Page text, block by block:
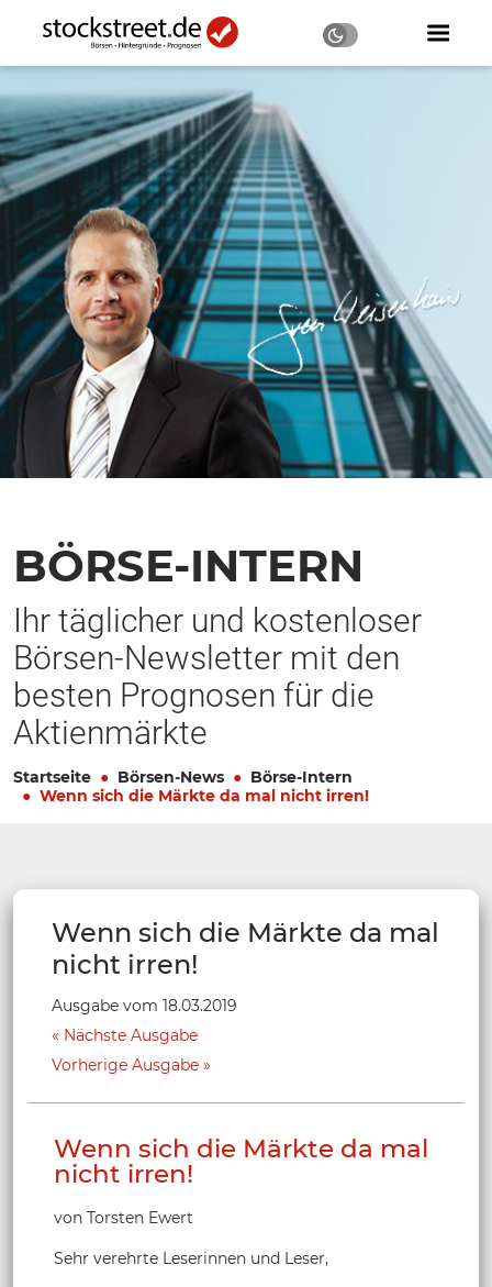
BÖRSE-INTERN
Ihr täglicher und kostenloser
Börsen-Newsletter mit den
besten Prognosen für die
Aktienmärkte
Startseite Börsen-News
Börse-Intern
Wenn sich die Märkte da mal nicht irren!
Wenn sich die Märkte da mal
nicht irren!
Ausgabe vom 18.03.2019
Nächste Ausgabe
Vorherige Ausgabe
Wenn sich die Märkte da mal
nicht irren!
von Torsten Ewert
Sehr verehrte Leserinnen und Leser,